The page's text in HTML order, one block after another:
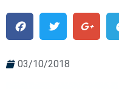
03/10/2018